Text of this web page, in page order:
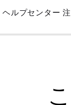
Skip
Main
ヘルプセンター